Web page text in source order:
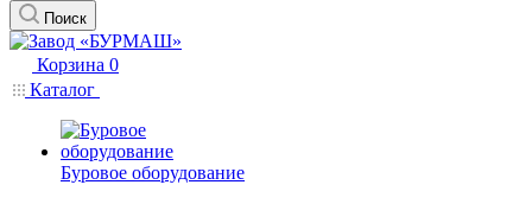
Поиск
Корзина 0
Каталог
Буровое оборудование